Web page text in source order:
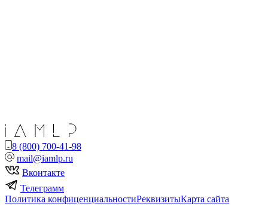
8 (800) 700-41-98
mail@iamlp.ru
Вконтакте
Телеграмм
Политика конфиценциальностиРеквизитыКарта сайта